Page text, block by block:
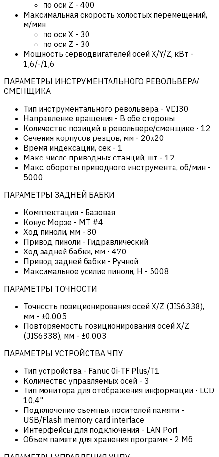
по оси Z - 400
Максимальная скорость холостых перемещений,
м/мин
по оси Х - 30
по оси Z - 30
Мощность серводвигателей осей X/Y/Z, кВт -
1,6/-/1,6
ПАРАМЕТРЫ ИНСТРУМЕНТАЛЬНОГО РЕВОЛЬВЕРА/
СМЕНЩИКА
Тип инструментального револьвера - VDI30
Направление вращения - В обе стороны
Количество позиций в револьвере/сменщике - 12
Сечения корпусов резцов, мм - 20х20
Время индексации, сек - 1
Макс. число приводных станций, шт - 12
Макс. обороты приводного инструмента, об/мин -
5000
ПАРАМЕТРЫ ЗАДНЕЙ БАБКИ
Комплектация - Базовая
Конус Морзе - MT #4
Ход пиноли, мм - 80
Привод пиноли - Гидравлический
Ход задней бабки, мм - 470
Привод задней бабки - Ручной
Максимальное усилие пиноли, Н - 5008
ПАРАМЕТРЫ ТОЧНОСТИ
Точность позиционирования осей X/Z (JIS6338),
мм - ±0.005
Повторяемость позиционирования осей X/Z
(JIS6338), мм - ±0.003
ПАРАМЕТРЫ УСТРОЙСТВА ЧПУ
Тип устройства - Fanuc 0i-TF Plus/T1
Количество управляемых осей - 3
Тип монитора для отображения информации - LCD
10,4"
Подключение съемных носителей памяти -
USB/Flash memory card interface
Интерфейсы для подключения - LAN Port
Объем памяти для хранения программ - 2 Мб